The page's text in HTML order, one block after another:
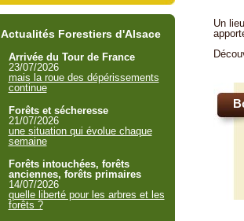
Un
Actualités Forestiers d'Alsace
Arrivée du Tour de France
23/07/2026
mais la roue des dépérissements
continue
Forêts et sécheresse
21/07/2026
une situation qui évolue chaque
semaine
Forêts intouchées, forêts
anciennes, forêts primaires
14/07/2026
quelle liberté pour les arbres et les
forêts ?